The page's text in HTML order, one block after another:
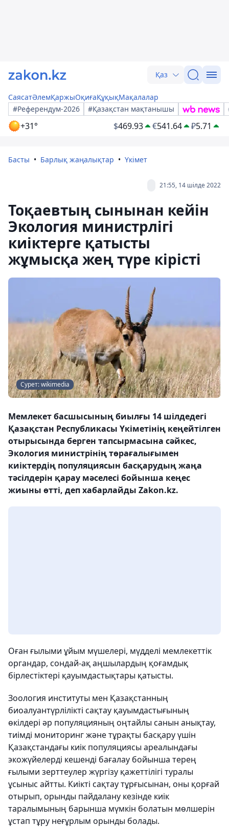
Қаз
СаясатӘлемҚаржыОқиғаҚұқықМақалалар
#Референдум-2026
#Қазақстан мақтанышы
+31° $469.93 €541.64 ₽5.71
Басты Барлық жаңалықтар Үкімет
21:55, 14 шілде 2022
Тоқаевтың сынынан кейін
Экология министрлігі
киіктерге қатысты
жұмысқа жең түре кірісті
Сурет: wikimedia
Мемлекет басшысының биылғы 14 шілдедегі
Қазақстан Республикасы Үкіметінің кеңейтілген
отырысында берген тапсырмасына сәйкес,
Экология министрінің төрағалығымен
киіктердің популяциясын басқарудың жаңа
тәсілдерін қарау мәселесі бойынша кеңес
жиыны өтті, деп хабарлайды Zakon.kz.
Оған ғылыми ұйым мүшелері, мүдделі мемлекеттік
органдар, сондай-ақ аңшылардың қоғамдық
бірлестіктері қауымдастықтары қатысты.
Зоология институты мен Қазақстанның
биоалуантүрлілікті сақтау қауымдастығының
өкілдері әр популяцияның оңтайлы санын анықтау,
тиімді мониторинг және тұрақты басқару үшін
Қазақстандағы киік популяциясы ареалындағы
экожүйелерді кешенді бағалау бойынша терең
ғылыми зерттеулер жүргізу қажеттілігі туралы
ұсыныс айтты. Киікті сақтау тұрғысынан, оны қорғай
отырып, орынды пайдалану кезінде киік
таралымының барынша мүмкін болатын мөлшерін
ұстап тұру неғұрлым орынды болады.